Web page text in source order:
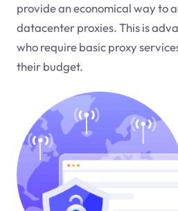
provide an economical way to
datacenter proxies. This is
who require basic proxy
their budget.